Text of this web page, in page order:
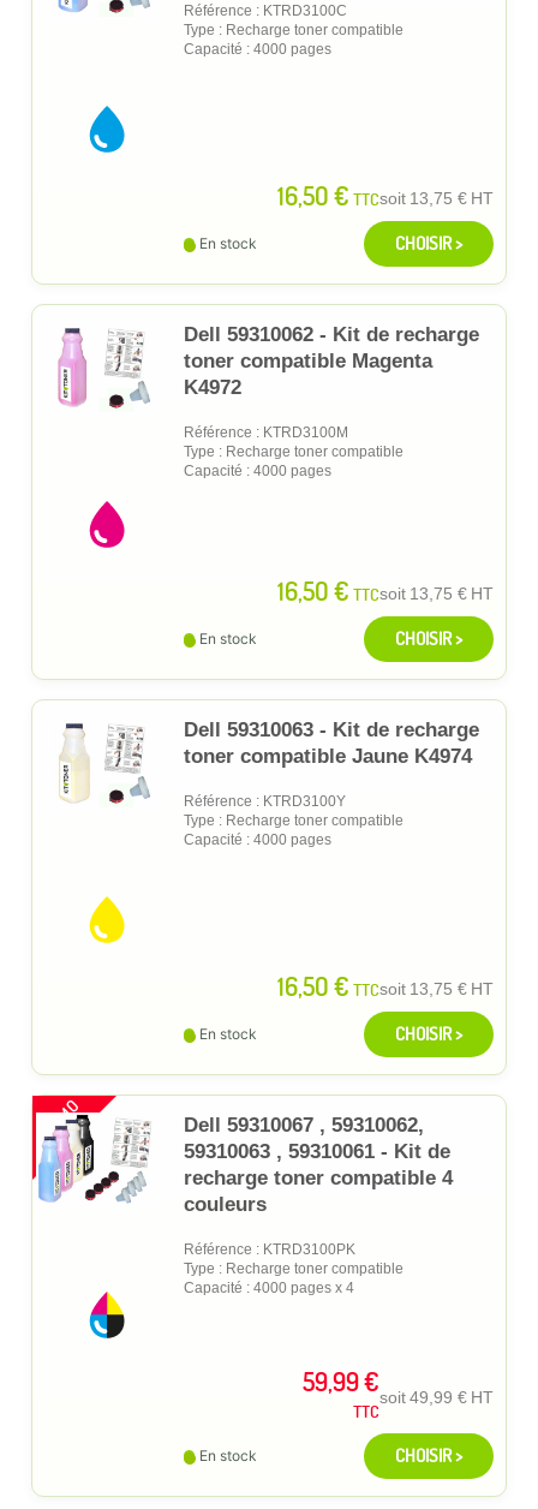
Référence : KTRD3100C
Type : Recharge toner compatible
Capacité : 4000 pages
16,50 € TTCsoit 13,75 € HT
En stock CHOISIR >
Dell 59310062 - Kit de recharge
toner compatible Magenta
K4972
Référence : KTRD3100M
Type : Recharge toner compatible
Capacité : 4000 pages
16,50 € TTCsoit 13,75 € HT
En stock CHOISIR >
Dell 59310063 - Kit de recharge
toner compatible Jaune K4974
Référence : KTRD3100Y
Type : Recharge toner compatible
Capacité : 4000 pages
16,50 € TTCsoit 13,75 € HT
En stock CHOISIR >
PROMO
Dell 59310067 , 59310062,
59310063 , 59310061 - Kit de
recharge toner compatible 4
couleurs
Référence : KTRD3100PK
Type : Recharge toner compatible
Capacité : 4000 pages x 4
59,99 €
TTC
soit49,99 € HT
En stock CHOISIR >